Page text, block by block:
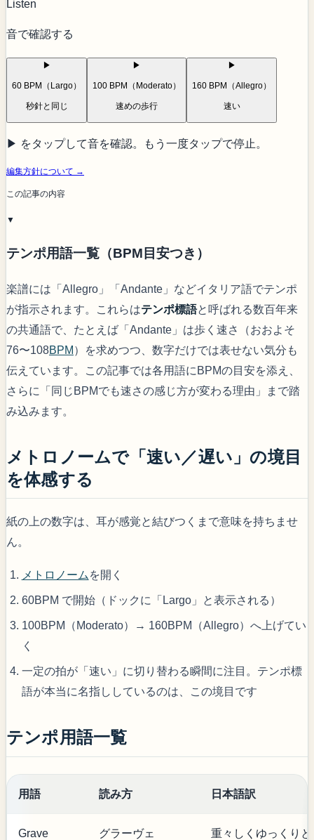
Listen
音で確認する
▶
60 BPM（Largo）
秒針と同じ
▶
100 BPM（Moderato）
速めの歩行
▶
160 BPM（Allegro）
速い
▶ をタップして音を確認。もう一度タップで停止。
編集方針について →
この記事の内容
▼
テンポ用語一覧（BPM目安つき）
楽譜には「Allegro」「Andante」などイタリア語でテンポ
が指示されます。これらはテンポ標語と呼ばれる数百年来
の共通語で、たとえば「Andante」は歩く速さ（おおよそ
76〜108BPM ）を求めつつ、数字だけでは表せない気分も
伝えています。この記事では各用語にBPMの目安を添え、
さらに「同じBPMでも速さの感じ方が変わる理由」まで踏
み込みます。
メトロノームで「速い／遅い」の境目
を体感する
紙の上の数字は、耳が感覚と結びつくまで意味を持ちませ
ん。
メトロノーム を開く
60BPM で開始（ドックに「Largo」と表示される）
100BPM（Moderato）→ 160BPM（Allegro）へ上げてい
く
一定の拍が「速い」に切り替わる瞬間に注目。テンポ標
語が本当に名指ししているのは、この境目です
テンポ用語一覧
用語 読み方 日本語訳
Grave グラーヴェ 重々しくゆっくりと